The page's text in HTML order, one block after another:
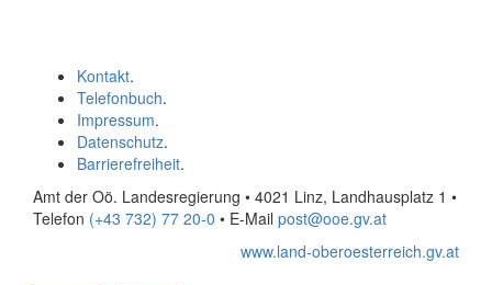
Kontakt.
Telefonbuch.
Impressum.
Datenschutz.
Barrierefreiheit.
Amt der Oö. Landesregierung • 4021 Linz, Landhausplatz 1 •
Telefon (+43 732) 77 20-0 • E-Mail post@ooe.gv.at
www.land-oberoesterreich.gv.at